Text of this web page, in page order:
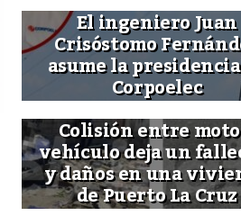
El ingeniero Juan
Crisóstomo
asume la
Corpoelec
Colisión entre
vehículo deja un
y daños en una
de Puerto La Cruz